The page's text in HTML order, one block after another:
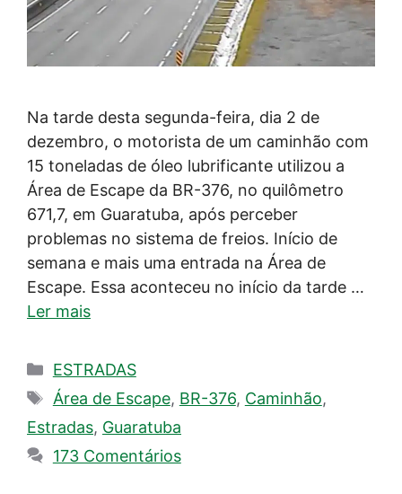
Na tarde desta segunda-feira, dia 2 de
dezembro, o motorista de um caminhão com
15 toneladas de óleo lubrificante utilizou a
Área de Escape da BR-376, no quilômetro
671,7, em Guaratuba, após perceber
problemas no sistema de freios. Início de
semana e mais uma entrada na Área de
Escape. Essa aconteceu no início da tarde …
Ler mais
Categorias
ESTRADAS
Tags
Área de Escape, BR-376, Caminhão,
Estradas, Guaratuba
173 Comentários